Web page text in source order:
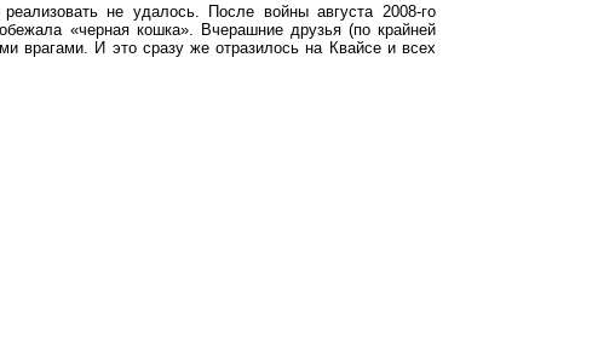
не удалось. После войны августа 2008-го
«черная кошка». Вчерашние друзья (по крайней
врагами. И это сразу же отразилось на Квайсе и всех